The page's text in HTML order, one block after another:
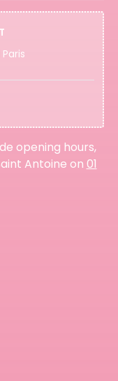
opening hours,
Antoine on 01